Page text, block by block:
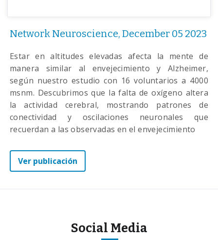
Network Neuroscience, December 05 2023
Estar en altitudes elevadas afecta la mente de
manera similar al envejecimiento y Alzheimer,
según nuestro estudio con 16 voluntarios a 4000
msnm. Descubrimos que la falta de oxígeno altera
la actividad cerebral, mostrando patrones de
conectividad y oscilaciones neuronales que
recuerdan a las observadas en el envejecimiento
Ver publicación
Social Media